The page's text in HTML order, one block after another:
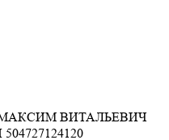
МАКСИМ ВИТАЛЬЕВИЧ